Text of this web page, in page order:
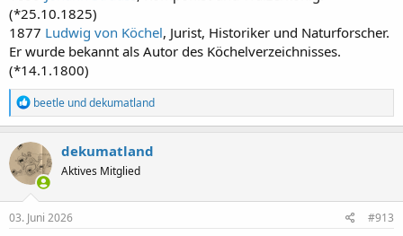
(*25.10.1825)
1877 Ludwig von Köchel, Jurist, Historiker und Naturforscher.
Er wurde bekannt als Autor des Köchelverzeichnisses.
(*14.1.1800)
R
e
a
k
t
i
o
n
e
beetle unddekumatland
dekumatland
Aktives Mitglied
03. Juni 2026 #913